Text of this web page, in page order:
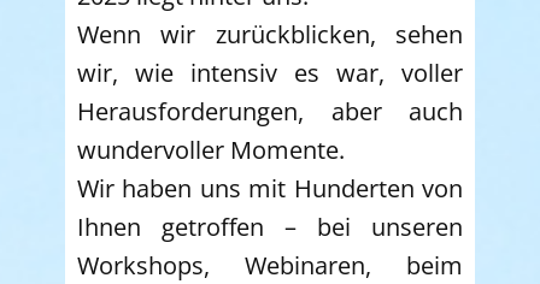
Wenn wir zurückblicken, sehen
wir, wie intensiv es war, voller
Herausforderungen, aber auch
wundervoller Momente.
Wir haben uns mit Hunderten von
Ihnen getroffen – bei unseren
Workshops, Webinaren, beim